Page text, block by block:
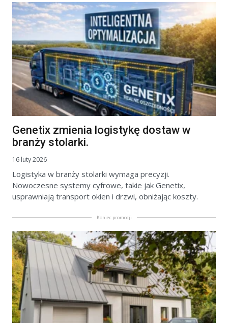
Genetix zmienia logistykę dostaw w
branży stolarki.
16 luty 2026
Logistyka w branży stolarki wymaga precyzji.
Nowoczesne systemy cyfrowe, takie jak Genetix,
usprawniają transport okien i drzwi, obniżając koszty.
Koniec promocji